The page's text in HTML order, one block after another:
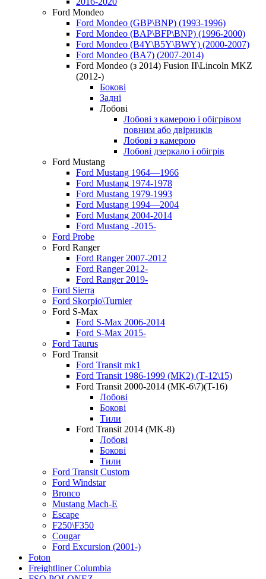
Ford Mondeo
Ford Mondeo (GBP\BNP) (1993-1996)
Ford Mondeo (BAP\BFP\BNP) (1996-2000)
Ford Mondeo (B4Y\B5Y\BWY) (2000-2007)
Ford Mondeo (BA7) (2007-2014)
Ford Mondeo (з 2014) Fusion II\Lincoln MKZ
(2012-)
Бокові
Задні
Лобові
Лобові з камерою і обігрівом
повним або двірників
Лобові з камерою
Лобові дзеркало і обігрів
Ford Mustang
Ford Mustang 1964—1966
Ford Mustang 1974-1978
Ford Mustang 1979-1993
Ford Mustang 1994—2004
Ford Mustang 2004-2014
Ford Mustang -2015-
Ford Probe
Ford Ranger
Ford Ranger 2007-2012
Ford Ranger 2012-
Ford Ranger 2019-
Ford Sierra
Ford Skorpio\Turnier
Ford S-Max
Ford S-Max 2006-2014
Ford S-Max 2015-
Ford Taurus
Ford Transit
Ford Transit mk1
Ford Transit 1986-1999 (MK2) (Т-12\15)
Ford Transit 2000-2014 (MK-6\7)(T-16)
Лобові
Бокові
Тили
Ford Transit 2014 (MK-8)
Лобові
Бокові
Тили
Ford Transit Custom
Ford Windstar
Bronco
Mustang Mach-E
Escape
F250\F350
Cougar
Ford Excursion (2001-)
Foton
Freightliner Columbia